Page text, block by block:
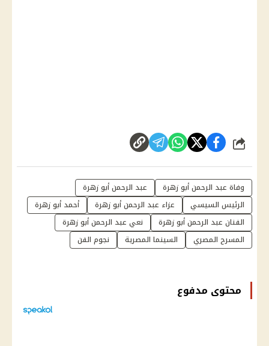
شارك
وفاة عبد الرحمن أبو زهرة
عبد الرحمن أبو زهرة
الرئيس السيسي
عزاء عبد الرحمن أبو زهرة
أحمد أبو زهرة
الفنان عبد الرحمن أبو زهرة
نعي عبد الرحمن أبو زهرة
المسرح المصري
السينما المصرية نجوم الفن
محتوى مدفوع